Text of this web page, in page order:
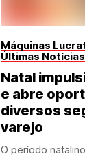
Máquinas
Últimas Notícias
Natal
e abre
diversos
varejo
O período